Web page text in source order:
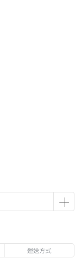
運送方式